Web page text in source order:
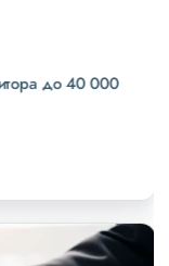
до 40 000